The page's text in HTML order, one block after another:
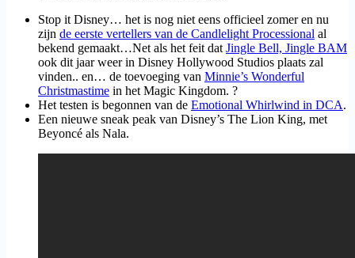
Stop it Disney… het is nog niet eens officieel zomer en nu
zijn de eerste vertellers van de Candlelight Processional al
bekend gemaakt…Net als het feit dat Jingle Bell, Jingle BAM
ook dit jaar weer in Disney Hollywood Studios plaats zal
vinden.. en… de toevoeging van Minnie’s Wonderful
Christmastime in het Magic Kingdom. ?
Het testen is begonnen van de Emotional Whirlwind in DCA.
Een nieuwe sneak peak van Disney’s The Lion King, met
Beyoncé als Nala.